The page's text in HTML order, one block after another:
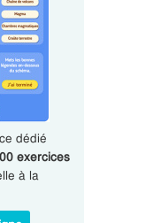
dédié
exercices
à la